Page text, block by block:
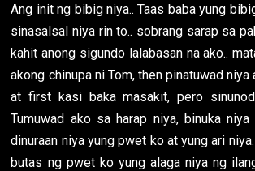
Ang init ng bibig niya.. Taas baba yung
sinasalsal niya rin to.. sobrang sarap sa
kahit anong sigundo lalabasan na ako..
akong chinupa ni Tom, then pinatuwad niya
at first kasi baka masakit, pero
Tumuwad ako sa harap niya, binuka
dinuraan niya yung pwet ko at yung ari
butas ng pwet ko yung alaga niya ng